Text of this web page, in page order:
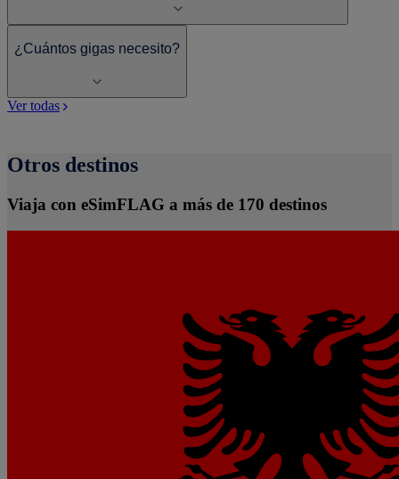
¿Cuántos gigas necesito?
Ver todas
Otros destinos
Viaja con eSimFLAG a más de 170 destinos